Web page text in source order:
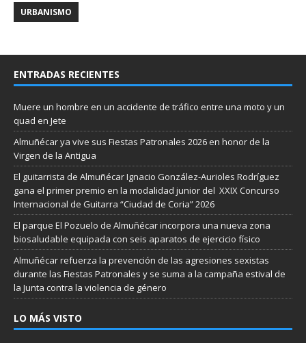
URBANISMO
ENTRADAS RECIENTES
Muere un hombre en un accidente de tráfico entre una moto y un
quad en Jete
Almuñécar ya vive sus Fiestas Patronales 2026 en honor de la
Virgen de la Antigua
El guitarrista de Almuñécar Ignacio González-Aurioles Rodríguez
gana el primer premio en la modalidad junior del XXIX Concurso
Internacional de Guitarra “Ciudad de Coria” 2026
El parque El Pozuelo de Almuñécar incorpora una nueva zona
biosaludable equipada con seis aparatos de ejercicio físico
Almuñécar refuerza la prevención de las agresiones sexistas
durante las Fiestas Patronales y se suma a la campaña estival de
la Junta contra la violencia de género
LO MÁS VISTO